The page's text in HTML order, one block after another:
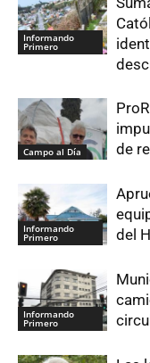
Informando
Primero
Campo al Día
de
Informando
Primero
del
Informando
Primero